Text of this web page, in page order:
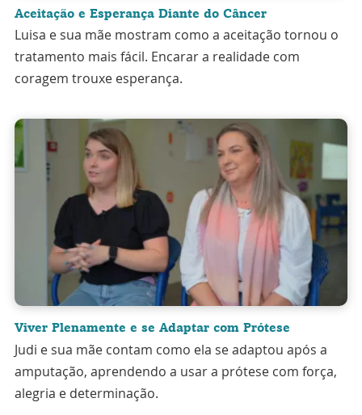
Aceitação e Esperança Diante do Câncer
Luisa e sua mãe mostram como a aceitação tornou o
tratamento mais fácil. Encarar a realidade com
coragem trouxe esperança.
Viver Plenamente e se Adaptar com Prótese
Judi e sua mãe contam como ela se adaptou após a
amputação, aprendendo a usar a prótese com força,
alegria e determinação.